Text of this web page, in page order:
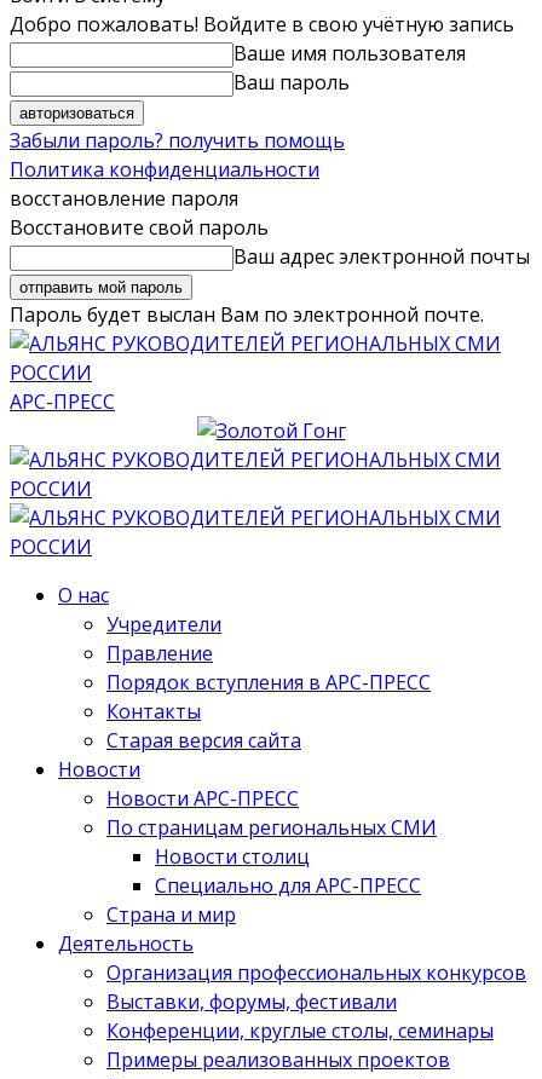
Добро пожаловать! Войдите в свою учётную запись
Ваше имя пользователя
Ваш пароль
Забыли пароль? получить помощь
Политика конфиденциальности
восстановление пароля
Восстановите свой пароль
Ваш адрес электронной почты
Пароль будет выслан Вам по электронной почте.
АРС-ПРЕСС
О нас
Учредители
Правление
Порядок вступления в АРС-ПРЕСС
Контакты
Старая версия сайта
Новости
Новости АРС-ПРЕСС
По страницам региональных СМИ
Новости столиц
Специально для АРС-ПРЕСС
Страна и мир
Деятельность
Организация профессиональных конкурсов
Выставки, форумы, фестивали
Конференции, круглые столы, семинары
Примеры реализованных проектов